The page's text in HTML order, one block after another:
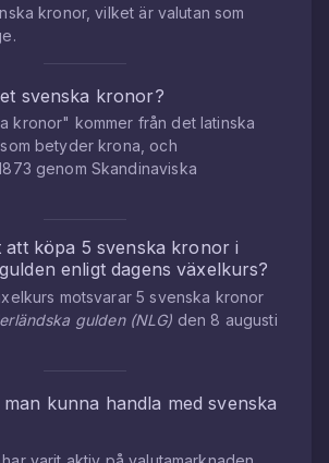
kronor, vilket är valutan som
svenska kronor?
kronor" kommer från det latinska
betyder krona, och
genom Skandinaviska
att köpa 5 svenska kronor i
enligt dagens växelkurs?
motsvarar5svenska kronor
gulden(NLG) den 8 augusti
kunna handla medsvenska